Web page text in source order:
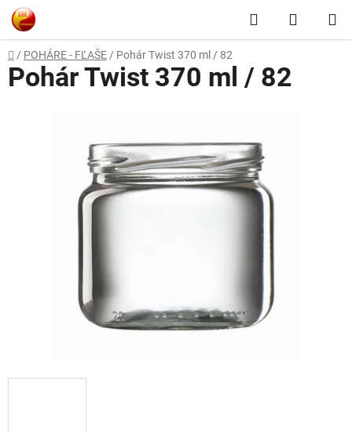
Prejsť
na
obsah
Hľadať
KOŠÍK
Domov
/ POHÁRE - FĽAŠE / Pohár Twist 370 ml / 82
Pohár Twist 370 ml / 82